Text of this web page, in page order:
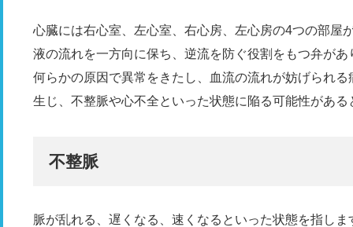
心臓には右心室、左心室、右心房、左心房の4つの部屋
液の流れを一方向に保ち、逆流を防ぐ役割をもつ弁があ
何らかの原因で異常をきたし、血流の流れが妨げられ
生じ、不整脈や心不全といった状態に陥る可能性がある
不整脈
脈が乱れる、遅くなる、速くなるといった状態を指しま